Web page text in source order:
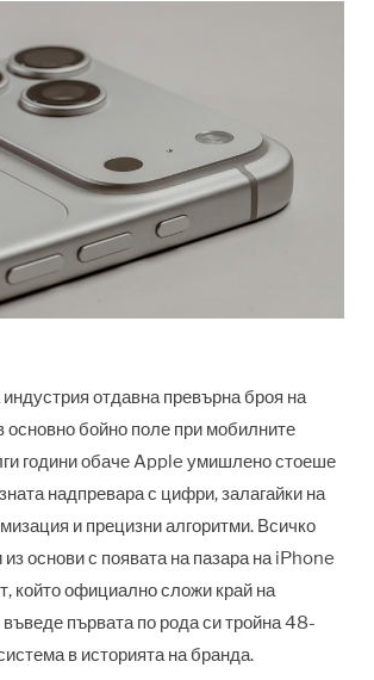
отдавна превърна броя на
основно бойно поле при мобилните
години обаче Apple умишлено стоеше
надпревара с цифри, залагайки на
и прецизни алгоритми. Всичко
основи с появата на пазара на iPhone
който официално сложи край на
първата по рода си тройна 48-
в историята на бранда.